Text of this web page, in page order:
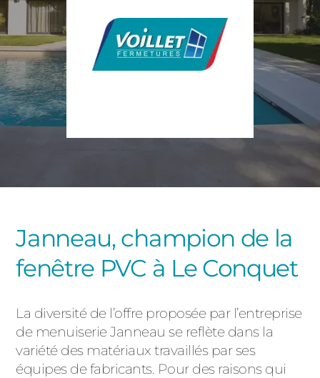
Janneau, champion de la
fenêtre PVC à Le Conquet
La diversité de l’offre proposée par l’entreprise
de menuiserie Janneau se reflète dans la
variété des matériaux travaillés par ses
équipes de fabricants. Pour des raisons qui
BOIS
ALUMINIUM
BAIES VITRÉES
PORTES D’ENTRÉELES INTEMPORELLES
VOLETS ROULANTS
PERGOLAS
CARPORTS